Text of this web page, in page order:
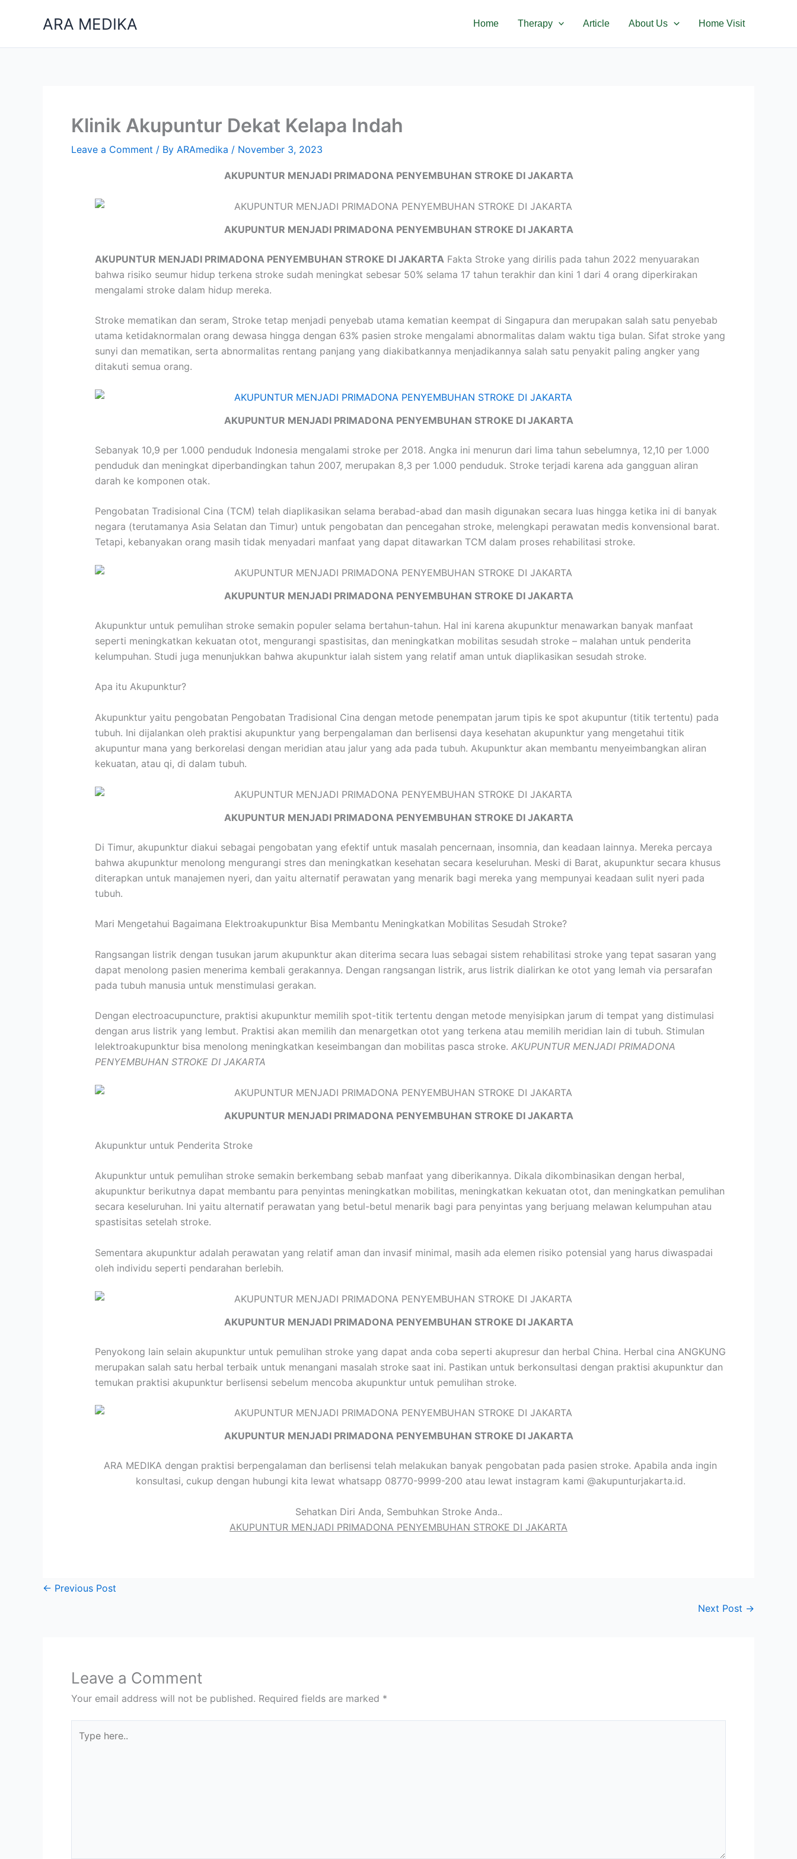
ARA MEDIKA Home Therapy Article About Us Home Visit
Klinik Akupuntur Dekat Kelapa Indah
Leave a Comment / By ARAmedika / November 3, 2023
AKUPUNTUR MENJADI PRIMADONA PENYEMBUHAN STROKE DI JAKARTA
AKUPUNTUR MENJADI PRIMADONA PENYEMBUHAN STROKE DI JAKARTA
AKUPUNTUR MENJADI PRIMADONA PENYEMBUHAN STROKE DI JAKARTA Fakta Stroke yang dirilis pada tahun 2022 menyuarakan
bahwa risiko seumur hidup terkena stroke sudah meningkat sebesar 50% selama 17 tahun terakhir dan kini 1 dari 4 orang diperkirakan
mengalami stroke dalam hidup mereka.
Stroke mematikan dan seram, Stroke tetap menjadi penyebab utama kematian keempat di Singapura dan merupakan salah satu penyebab
utama ketidaknormalan orang dewasa hingga dengan 63% pasien stroke mengalami abnormalitas dalam waktu tiga bulan. Sifat stroke yang
sunyi dan mematikan, serta abnormalitas rentang panjang yang diakibatkannya menjadikannya salah satu penyakit paling angker yang
ditakuti semua orang.
AKUPUNTUR MENJADI PRIMADONA PENYEMBUHAN STROKE DI JAKARTA
Sebanyak 10,9 per 1.000 penduduk Indonesia mengalami stroke per 2018. Angka ini menurun dari lima tahun sebelumnya, 12,10 per 1.000
penduduk dan meningkat diperbandingkan tahun 2007, merupakan 8,3 per 1.000 penduduk. Stroke terjadi karena ada gangguan aliran
darah ke komponen otak.
Pengobatan Tradisional Cina (TCM) telah diaplikasikan selama berabad-abad dan masih digunakan secara luas hingga ketika ini di banyak
negara (terutamanya Asia Selatan dan Timur) untuk pengobatan dan pencegahan stroke, melengkapi perawatan medis konvensional barat.
Tetapi, kebanyakan orang masih tidak menyadari manfaat yang dapat ditawarkan TCM dalam proses rehabilitasi stroke.
AKUPUNTUR MENJADI PRIMADONA PENYEMBUHAN STROKE DI JAKARTA
Akupunktur untuk pemulihan stroke semakin populer selama bertahun-tahun. Hal ini karena akupunktur menawarkan banyak manfaat
seperti meningkatkan kekuatan otot, mengurangi spastisitas, dan meningkatkan mobilitas sesudah stroke – malahan untuk penderita
kelumpuhan. Studi juga menunjukkan bahwa akupunktur ialah sistem yang relatif aman untuk diaplikasikan sesudah stroke.
Apa itu Akupunktur?
Akupunktur yaitu pengobatan Pengobatan Tradisional Cina dengan metode penempatan jarum tipis ke spot akupuntur (titik tertentu) pada
tubuh. Ini dijalankan oleh praktisi akupunktur yang berpengalaman dan berlisensi daya kesehatan akupunktur yang mengetahui titik
akupuntur mana yang berkorelasi dengan meridian atau jalur yang ada pada tubuh. Akupunktur akan membantu menyeimbangkan aliran
kekuatan, atau qi, di dalam tubuh.
AKUPUNTUR MENJADI PRIMADONA PENYEMBUHAN STROKE DI JAKARTA
Di Timur, akupunktur diakui sebagai pengobatan yang efektif untuk masalah pencernaan, insomnia, dan keadaan lainnya. Mereka percaya
bahwa akupunktur menolong mengurangi stres dan meningkatkan kesehatan secara keseluruhan. Meski di Barat, akupunktur secara khusus
diterapkan untuk manajemen nyeri, dan yaitu alternatif perawatan yang menarik bagi mereka yang mempunyai keadaan sulit nyeri pada
tubuh.
Mari Mengetahui Bagaimana Elektroakupunktur Bisa Membantu Meningkatkan Mobilitas Sesudah Stroke?
Rangsangan listrik dengan tusukan jarum akupunktur akan diterima secara luas sebagai sistem rehabilitasi stroke yang tepat sasaran yang
dapat menolong pasien menerima kembali gerakannya. Dengan rangsangan listrik, arus listrik dialirkan ke otot yang lemah via persarafan
pada tubuh manusia untuk menstimulasi gerakan.
Dengan electroacupuncture, praktisi akupunktur memilih spot-titik tertentu dengan metode menyisipkan jarum di tempat yang distimulasi
dengan arus listrik yang lembut. Praktisi akan memilih dan menargetkan otot yang terkena atau memilih meridian lain di tubuh. Stimulan
lelektroakupunktur bisa menolong meningkatkan keseimbangan dan mobilitas pasca stroke. AKUPUNTUR MENJADI PRIMADONA
PENYEMBUHAN STROKE DI JAKARTA
AKUPUNTUR MENJADI PRIMADONA PENYEMBUHAN STROKE DI JAKARTA
Akupunktur untuk Penderita Stroke
Akupunktur untuk pemulihan stroke semakin berkembang sebab manfaat yang diberikannya. Dikala dikombinasikan dengan herbal,
akupunktur berikutnya dapat membantu para penyintas meningkatkan mobilitas, meningkatkan kekuatan otot, dan meningkatkan pemulihan
secara keseluruhan. Ini yaitu alternatif perawatan yang betul-betul menarik bagi para penyintas yang berjuang melawan kelumpuhan atau
spastisitas setelah stroke.
Sementara akupunktur adalah perawatan yang relatif aman dan invasif minimal, masih ada elemen risiko potensial yang harus diwaspadai
oleh individu seperti pendarahan berlebih.
AKUPUNTUR MENJADI PRIMADONA PENYEMBUHAN STROKE DI JAKARTA
Penyokong lain selain akupunktur untuk pemulihan stroke yang dapat anda coba seperti akupresur dan herbal China. Herbal cina ANGKUNG
merupakan salah satu herbal terbaik untuk menangani masalah stroke saat ini. Pastikan untuk berkonsultasi dengan praktisi akupunktur dan
temukan praktisi akupunktur berlisensi sebelum mencoba akupunktur untuk pemulihan stroke.
AKUPUNTUR MENJADI PRIMADONA PENYEMBUHAN STROKE DI JAKARTA
ARA MEDIKA dengan praktisi berpengalaman dan berlisensi telah melakukan banyak pengobatan pada pasien stroke. Apabila anda ingin
konsultasi, cukup dengan hubungi kita lewat whatsapp 08770-9999-200 atau lewat instagram kami @akupunturjakarta.id.
Sehatkan Diri Anda, Sembuhkan Stroke Anda..
AKUPUNTUR MENJADI PRIMADONA PENYEMBUHAN STROKE DI JAKARTA
← Previous Post
Next Post →
Leave a Comment
Your email address will not be published. Required fields are marked *
here..